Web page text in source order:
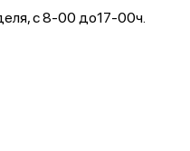
с 8-00 до17-00ч.